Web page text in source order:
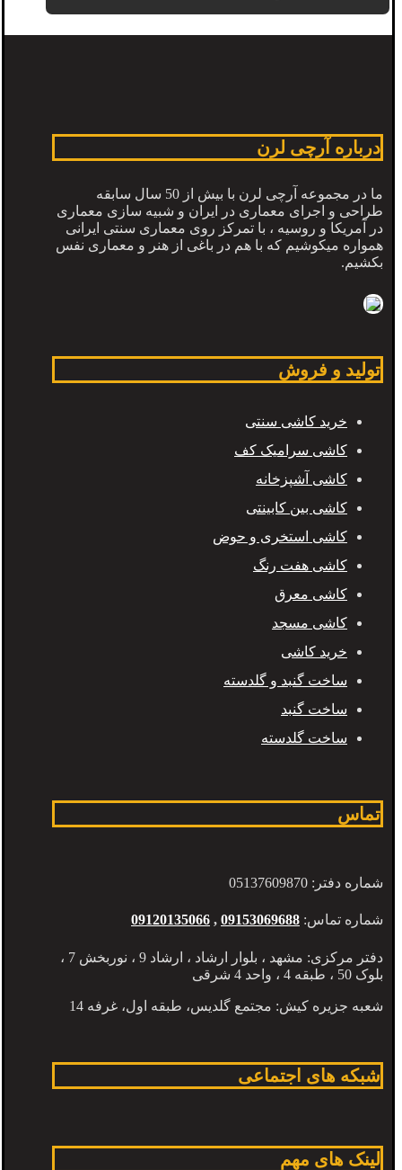
درباره آرچی لرن
ما در مجموعه آرچی لرن با بیش از 50 سال سابقه
طراحی و اجرای معماری در ایران و شبیه سازی معماری
در آمریکا و روسیه ، با تمرکز روی معماری سنتی ایرانی
همواره میکوشیم که با هم در باغی از هنر و معماری نفس
بکشیم.
تولید و فروش
خرید کاشی سنتی
کاشی سرامیک کف
کاشی آشپزخانه
کاشی بین کابینتی
کاشی استخری و حوض
کاشی هفت رنگ
کاشی معرق
کاشی مسجد
خرید کاشی
ساخت گنبد و گلدسته
ساخت گنبد
ساخت گلدسته
تماس
شماره دفتر: 05137609870
شماره تماس: 09153069688
,
09120135066
دفتر مرکزی: مشهد ، بلوار ارشاد ، ارشاد 9 ، نوربخش 7 ،
بلوک 50 ، طبقه 4 ، واحد 4 شرقی
شعبه جزیره کیش: مجتمع گلدیس، طبقه اول، غرفه 14
شبکه های اجتماعی
لینک های مهم